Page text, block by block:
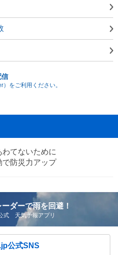
信
をご利用ください。
てないために
防災力アップ
ダーで雨を回避！
式 天気予報アプリ
公式SNS